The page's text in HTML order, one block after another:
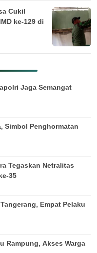
Cukil
ke-129 di
Jaga Semangat
Simbol Penghormatan
Tegaskan Netralitas
35
Empat Pelaku
Rampung, Akses Warga